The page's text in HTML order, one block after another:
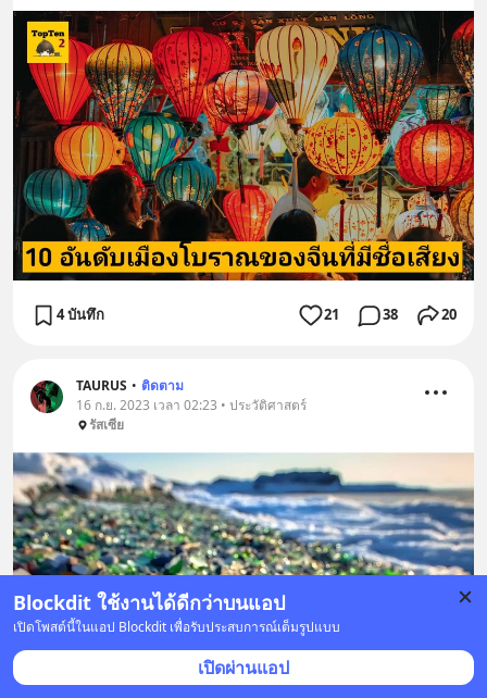
Blockdit ใช้งานได้ดีกว่าบนแอป
เปิดโพสต์นี้ในแอป Blockdit เพื่อรับประสบการณ์เต็มรูปแบบ
เปิดผ่านแอป
4 บันทึก 21 38 20
TAURUS • ติดตาม
16 ก.ย. 2023 เวลา 02:23 • ประวัติศาสตร์
รัสเซีย